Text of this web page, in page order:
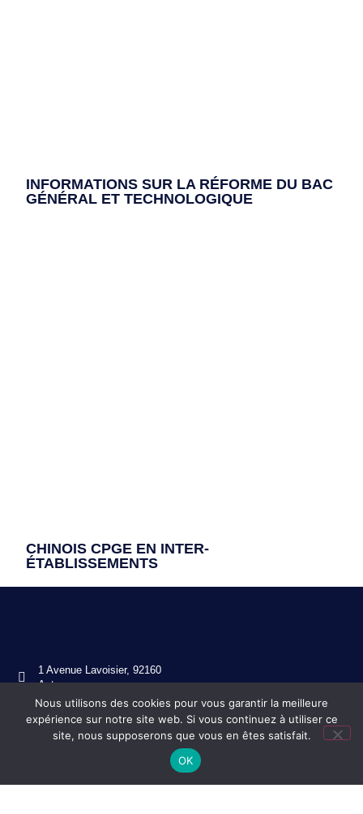
INFORMATIONS SUR LA RÉFORME DU BAC
GÉNÉRAL ET TECHNOLOGIQUE
CHINOIS CPGE EN INTER-
ÉTABLISSEMENTS
1 Avenue Lavoisier, 92160
Antony
01 46 11 49 80
ce.0920130s@ac-versailles.fr
Nous utilisons des cookies pour vous garantir la meilleure
expérience sur notre site web. Si vous continuez à utiliser ce
site, nous supposerons que vous en êtes satisfait.
OK